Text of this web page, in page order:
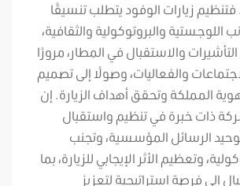
فتنظيم زيارات الوفود يتطلب تنسيقًا
اللوجستية والبروتوكولية والثقافية،
التأشيرات والاستقبال في المطار، مرورًا
والفعاليات، وصولًا إلى تصميم
المملكة وتحقق أهداف الزيارة. إن
ذات خبرة في تنظيم واستقبال
الرسائل المؤسسية، وتجنب
وتعظيم الأثر الإيجابي للزيارة، بما
إلى فرصة استراتيجية لتعزيز